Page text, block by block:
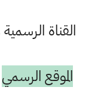
القناة
الموقع الرسمي